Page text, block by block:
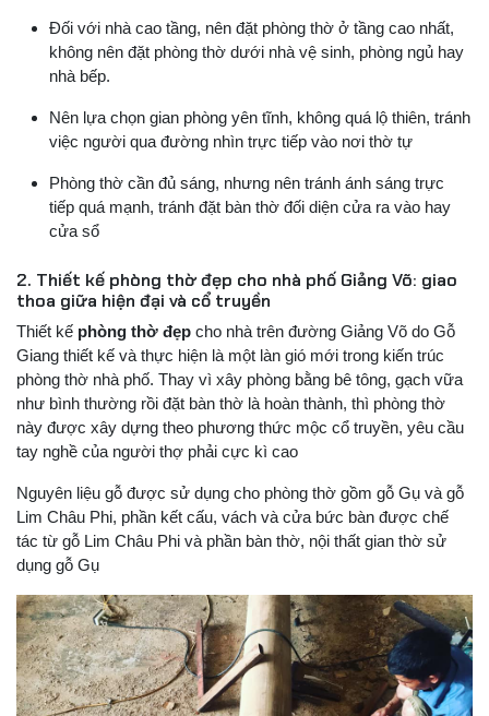
Đối với nhà cao tầng, nên đặt phòng thờ ở tầng cao nhất,
không nên đặt phòng thờ dưới nhà vệ sinh, phòng ngủ hay
nhà bếp.
Nên lựa chọn gian phòng yên tĩnh, không quá lộ thiên, tránh
việc người qua đường nhìn trực tiếp vào nơi thờ tự
Phòng thờ cần đủ sáng, nhưng nên tránh ánh sáng trực
tiếp quá mạnh, tránh đặt bàn thờ đối diện cửa ra vào hay
cửa sổ
2. Thiết kế phòng thờ đẹp cho nhà phố Giảng Võ: giao
thoa giữa hiện đại và cổ truyền
Thiết kế phòng thờ đẹp cho nhà trên đường Giảng Võ do Gỗ
Giang thiết kế và thực hiện là một làn gió mới trong kiến trúc
phòng thờ nhà phố. Thay vì xây phòng bằng bê tông, gạch vữa
như bình thường rồi đặt bàn thờ là hoàn thành, thì phòng thờ
này được xây dựng theo phương thức mộc cổ truyền, yêu cầu
tay nghề của người thợ phải cực kì cao
Nguyên liệu gỗ được sử dụng cho phòng thờ gồm gỗ Gụ và gỗ
Lim Châu Phi, phần kết cấu, vách và cửa bức bàn được chế
tác từ gỗ Lim Châu Phi và phần bàn thờ, nội thất gian thờ sử
dụng gỗ Gụ